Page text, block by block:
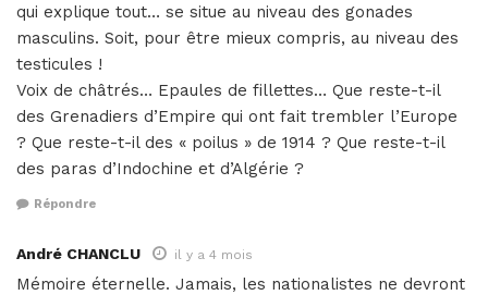
qui explique tout… se situe au niveau des gonades
masculins. Soit, pour être mieux compris, au niveau des
testicules !
Voix de châtrés… Epaules de fillettes… Que reste-t-il
des Grenadiers d’Empire qui ont fait trembler l’Europe
? Que reste-t-il des « poilus » de 1914 ? Que reste-t-il
des paras d’Indochine et d’Algérie ?
Répondre
André CHANCLU il y a 4 mois
Mémoire éternelle. Jamais, les nationalistes ne devront